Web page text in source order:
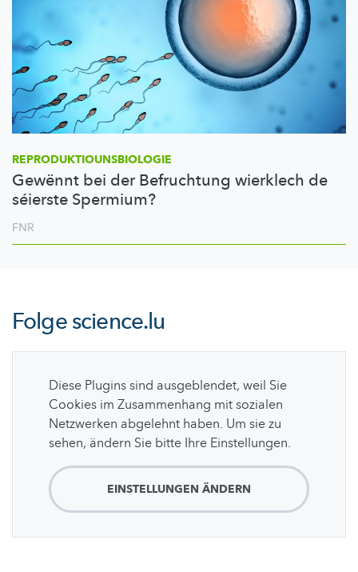
REPRODUKTIOUNSBIOLOGIE
Gewënnt bei der Befruchtung wierklech de
séierste Spermium?
FNR
Folgescience.lu
Diese Plugins sind ausgeblendet, weil Sie
Cookies im Zusammenhang mit sozialen
Netzwerken abgelehnt haben. Um sie zu
sehen, ändern Sie bitte Ihre Einstellungen.
EINSTELLUNGEN ÄNDERN